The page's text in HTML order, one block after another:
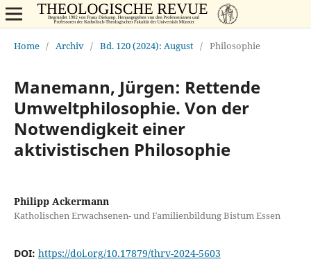
Home / Archiv / Bd. 120 (2024): August / Philosophie
Manemann, Jürgen: Rettende
Umweltphilosophie. Von der
Notwendigkeit einer
aktivistischen Philosophie
Philipp Ackermann
Katholischen Erwachsenen- und Familienbildung Bistum Essen
DOI: https://doi.org/10.17879/thrv-2024-5603